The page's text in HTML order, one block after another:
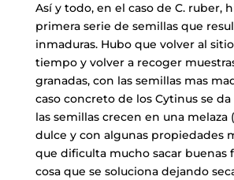
Así y todo, en el caso de C. ruber,
primera serie de semillas que
inmaduras. Hubo que volver al
tiempo y volver a recoger
granadas, con las semillas mas
caso concreto de los Cytinus se
las semillas crecen en una melaza
dulce y con algunas propiedades
que dificulta mucho sacar buenas
cosa que se soluciona dejando